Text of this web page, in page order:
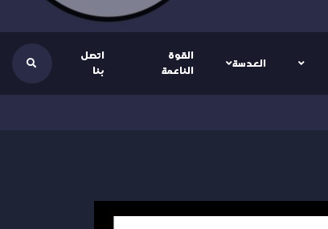
العدسة
القوة
الناعمة
اتصل
بنا